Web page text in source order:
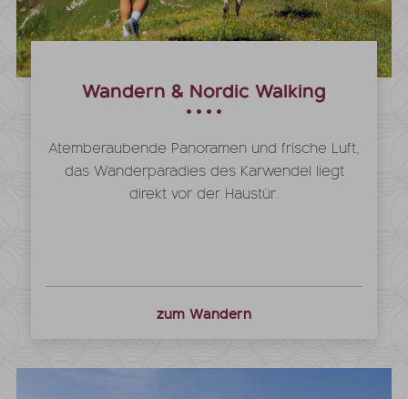
Wandern & Nordic Walking
Atemberaubende Panoramen und frische Luft,
das Wanderparadies des Karwendel liegt
direkt vor der Haustür.
zum Wandern